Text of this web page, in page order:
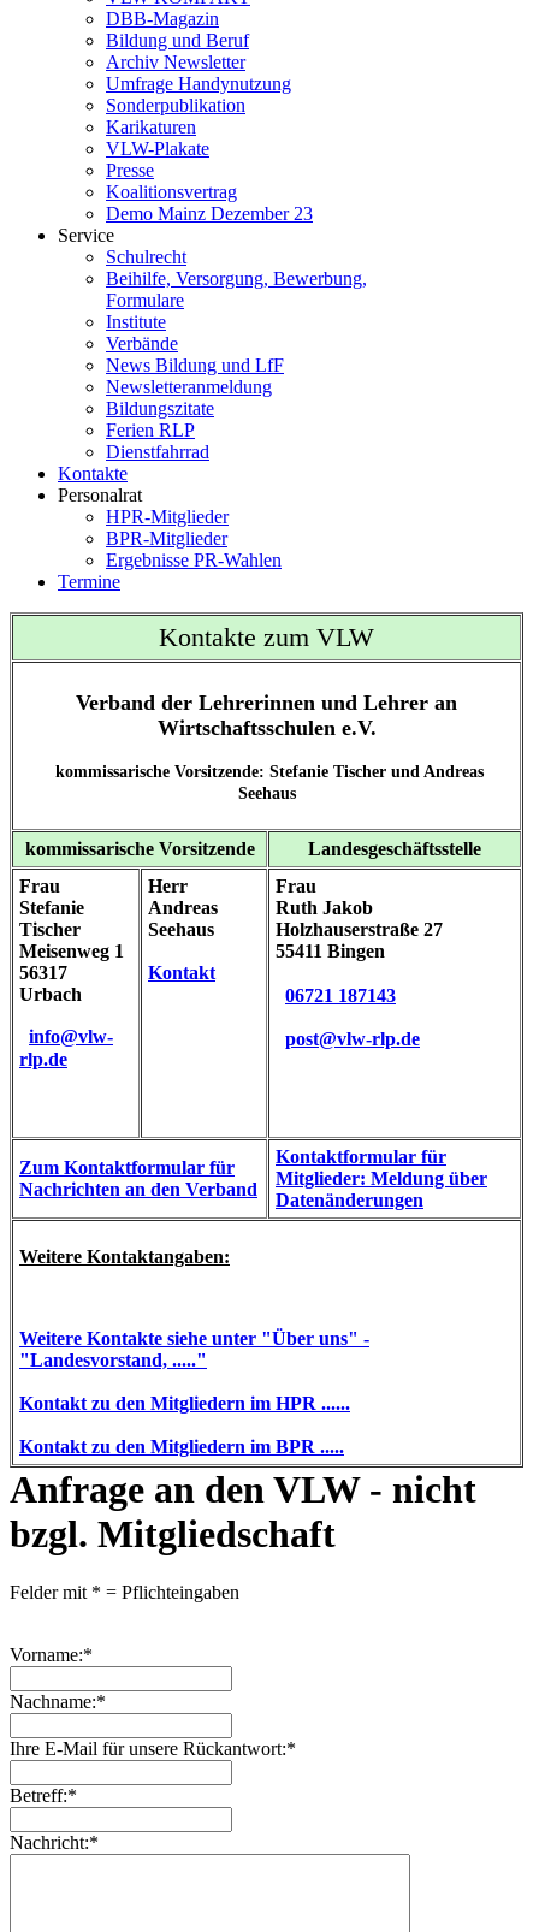
DBB-Magazin
Bildung und Beruf
Archiv Newsletter
Umfrage Handynutzung
Sonderpublikation
Karikaturen
VLW-Plakate
Presse
Koalitionsvertrag
Demo Mainz Dezember 23
Service
Schulrecht
Beihilfe, Versorgung, Bewerbung,
Formulare
Institute
Verbände
News Bildung und LfF
Newsletteranmeldung
Bildungszitate
Ferien RLP
Dienstfahrrad
Kontakte
Personalrat
HPR-Mitglieder
BPR-Mitglieder
Ergebnisse PR-Wahlen
Termine
Kontakte zum VLW
Verband der Lehrerinnen und Lehrer an
Wirtschaftsschulen e.V.
kommissarische Vorsitzende: Stefanie Tischer und Andreas
Seehaus
kommissarische Vorsitzende
Landesgeschäftsstelle
Frau
Stefanie
Tischer
Meisenweg 1
56317
Urbach
info@vlw-
rlp.de
Herr
Andreas
Seehaus
Kontakt
Frau
Ruth Jakob
Holzhauserstraße 27
55411 Bingen
06721 187143
post@vlw-rlp.de
Zum Kontaktformular für
Nachrichten an den Verband
Kontaktformular für
Mitglieder: Meldung über
Datenänderungen
Weitere Kontaktangaben:
Weitere Kontakte siehe unter "Über uns" -
"Landesvorstand, ....."
Kontakt zu den Mitgliedern im HPR ......
Kontakt zu den Mitgliedern im BPR .....
Anfrage an den VLW - nicht
bzgl. Mitgliedschaft
Felder mit * = Pflichteingaben
Vorname:*
Nachname:*
Ihre E-Mail für unsere Rückantwort:*
Betreff:*
Nachricht:*